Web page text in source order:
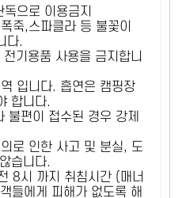
으로 이용금지
죽,스파클라 등 불꽃이
다.
기용품 사용을 금지합니
입니다. 흡연은 캠핑장
합니다.
불편이 접수된 경우 강제
로 인한 사고 및 분실, 도
습니다.
8시 까지 취침시간 (매너
들에게 피해가 없도록 해